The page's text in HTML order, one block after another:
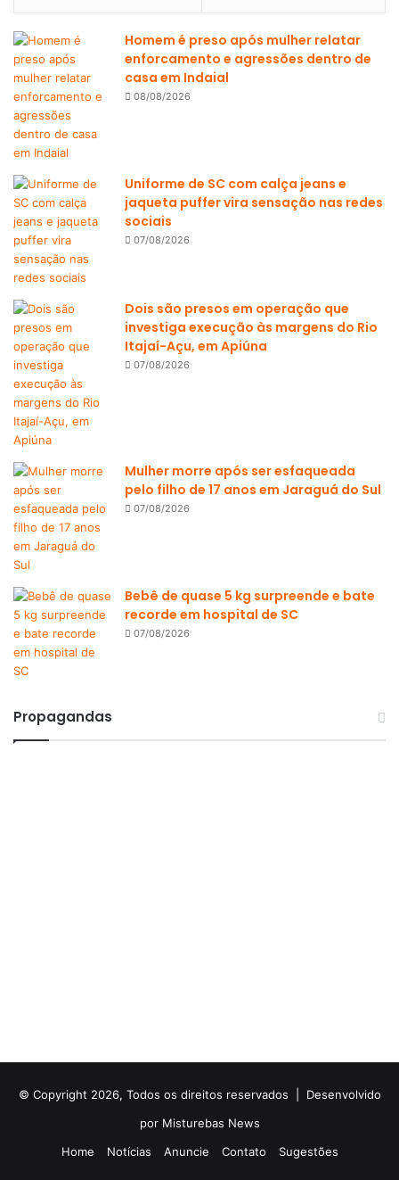
Homem é preso após mulher relatar
enforcamento e agressões dentro de
casa em Indaial
08/08/2026
Uniforme de SC com calça jeans e
jaqueta puffer vira sensação nas redes
sociais
07/08/2026
Dois são presos em operação que
investiga execução às margens do Rio
Itajaí-Açu, em Apiúna
07/08/2026
Mulher morre após ser esfaqueada
pelo filho de 17 anos em Jaraguá do Sul
07/08/2026
Bebê de quase 5 kg surpreende e bate
recorde em hospital de SC
07/08/2026
Propagandas
© Copyright 2026, Todos os direitos reservados | Desenvolvido
por Misturebas News
Home
Notícias Anuncie Contato Sugestões